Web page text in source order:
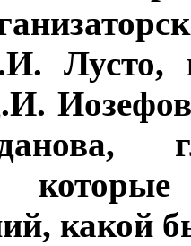
Лусто,
какой